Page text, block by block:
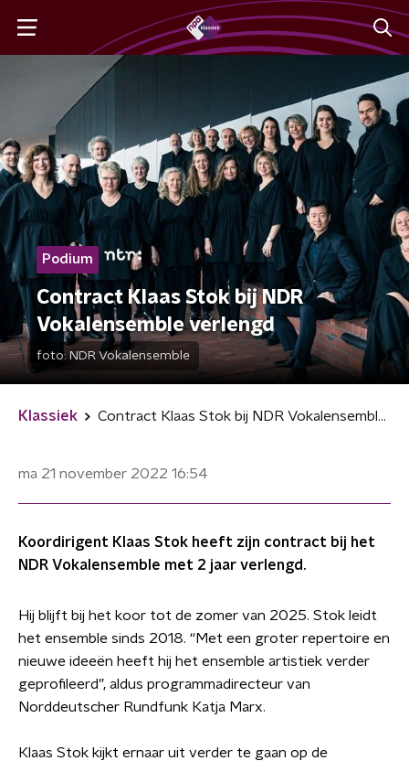
Podium
Contract Klaas Stok bij NDR
Vokalensemble verlengd
foto: NDR Vokalensemble
Klassiek Contract Klaas Stok bij NDR Vokalensemble verlengd
ma 21 november 2022 16:54
Koordirigent Klaas Stok heeft zijn contract bij het
NDR Vokalensemble met 2 jaar verlengd.
Hij blijft bij het koor tot de zomer van 2025. Stok leidt
het ensemble sinds 2018. “Met een groter repertoire en
nieuwe ideeën heeft hij het ensemble artistiek verder
geprofileerd”, aldus programmadirecteur van
Norddeutscher Rundfunk Katja Marx.
Klaas Stok kijkt ernaar uit verder te gaan op de